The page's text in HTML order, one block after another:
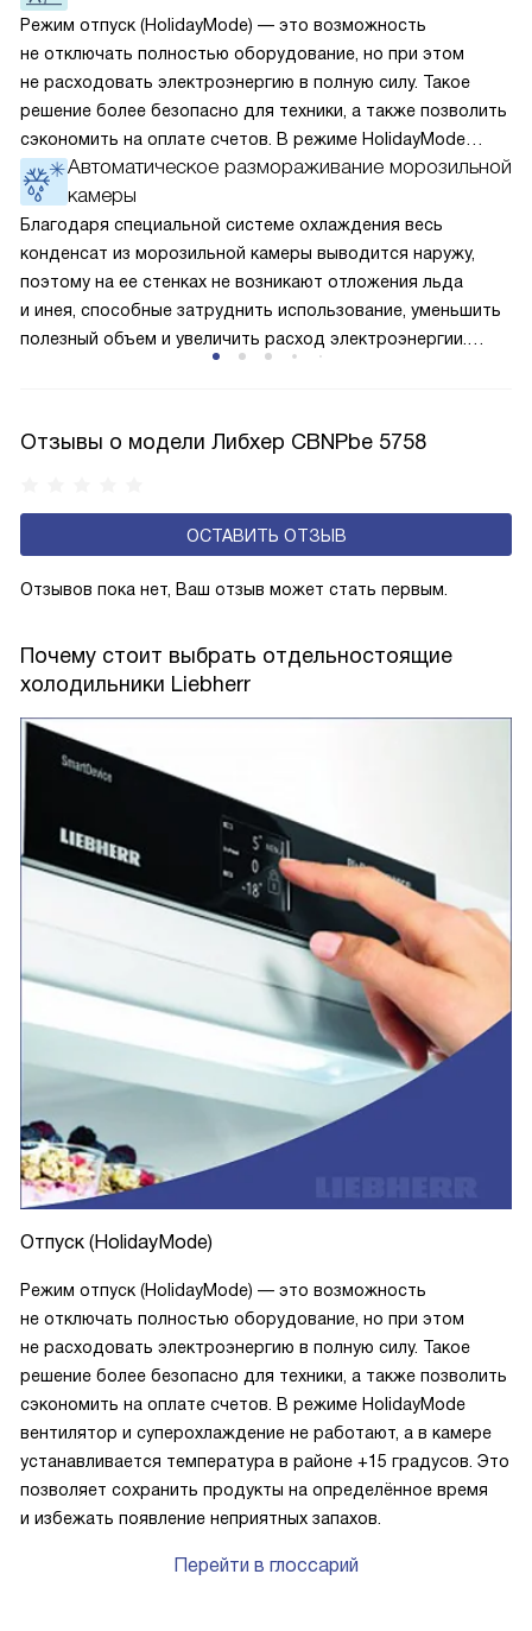
Режим отпуск (HolidayMode) — это возможность
не отключать полностью оборудование, но при этом
не расходовать электроэнергию в полную силу. Такое
решение более безопасно для техники, а также позволить
сэкономить на оплате счетов. В режиме HolidayMode
вентилятор и суперохлаждение не работают, а в камере
устанавливается температура в районе +15 градусов. Это
позволяет сохранить продукты на определённое время
и избежать появление неприятных запахов.
Автоматическое размораживание морозильной
камеры
Благодаря специальной системе охлаждения весь
конденсат из морозильной камеры выводится наружу,
поэтому на ее стенках не возникают отложения льда
и инея, способные затруднить использование, уменьшить
полезный объем и увеличить расход электроэнергии.
Отзывы о модели Либхер CBNPbe 5758
ОСТАВИТЬ ОТЗЫВ
Отзывов пока нет, Ваш отзыв может стать первым.
Почему стоит выбрать отдельностоящие
холодильники Liebherr
Отпуск (HolidayMode)
Режим отпуск (HolidayMode) — это возможность
не отключать полностью оборудование, но при этом
не расходовать электроэнергию в полную силу. Такое
решение более безопасно для техники, а также позволить
сэкономить на оплате счетов. В режиме HolidayMode
вентилятор и суперохлаждение не работают, а в камере
устанавливается температура в районе +15 градусов. Это
позволяет сохранить продукты на определённое время
и избежать появление неприятных запахов.
Перейти в глоссарий